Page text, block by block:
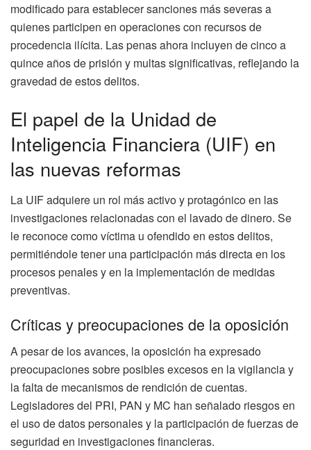
modificado para establecer sanciones más severas a
quienes participen en operaciones con recursos de
procedencia ilícita. Las penas ahora incluyen de cinco a
quince años de prisión y multas significativas, reflejando la
gravedad de estos delitos.
El papel de la Unidad de
Inteligencia Financiera (UIF) en
las nuevas reformas
La UIF adquiere un rol más activo y protagónico en las
investigaciones relacionadas con el lavado de dinero. Se
le reconoce como víctima u ofendido en estos delitos,
permitiéndole tener una participación más directa en los
procesos penales y en la implementación de medidas
preventivas.
Críticas y preocupaciones de la oposición
A pesar de los avances, la oposición ha expresado
preocupaciones sobre posibles excesos en la vigilancia y
la falta de mecanismos de rendición de cuentas.
Legisladores del PRI, PAN y MC han señalado riesgos en
el uso de datos personales y la participación de fuerzas de
seguridad en investigaciones financieras.